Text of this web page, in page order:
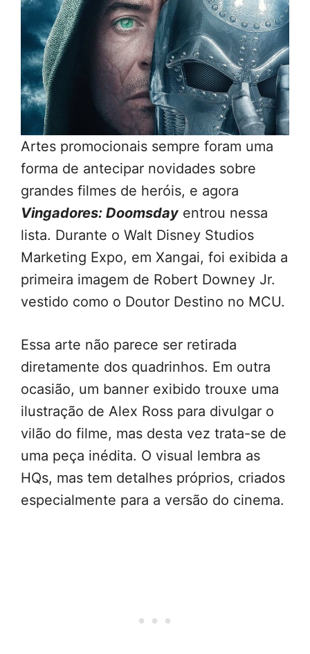
Artes promocionais sempre foram uma
forma de antecipar novidades sobre
grandes filmes de heróis, e agora
Vingadores: Doomsday entrou nessa
lista. Durante o Walt Disney Studios
Marketing Expo, em Xangai, foi exibida a
primeira imagem de Robert Downey Jr.
vestido como o Doutor Destino no MCU.
Essa arte não parece ser retirada
diretamente dos quadrinhos. Em outra
ocasião, um banner exibido trouxe uma
ilustração de Alex Ross para divulgar o
vilão do filme, mas desta vez trata-se de
uma peça inédita. O visual lembra as
HQs, mas tem detalhes próprios, criados
especialmente para a versão do cinema.